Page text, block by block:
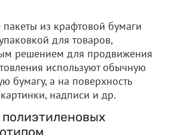
из крафтовой бумаги
для товаров,
решением для продвижения
используют обычную
бумагу, а на поверхность
надписи и др.